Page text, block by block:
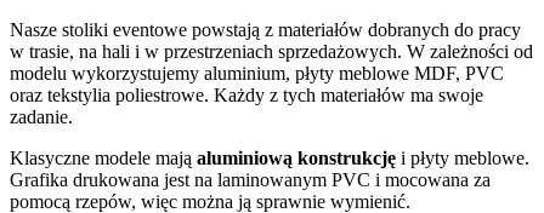
Nasze stoliki eventowe powstają z materiałów dobranych do pracy
w trasie, na hali i w przestrzeniach sprzedażowych. W zależności od
modelu wykorzystujemy aluminium, płyty meblowe MDF, PVC
oraz tekstylia poliestrowe. Każdy z tych materiałów ma swoje
zadanie.
Klasyczne modele mają aluminiową konstrukcję i płyty meblowe.
Grafika drukowana jest na laminowanym PVC i mocowana za
pomocą rzepów, więc można ją sprawnie wymienić.